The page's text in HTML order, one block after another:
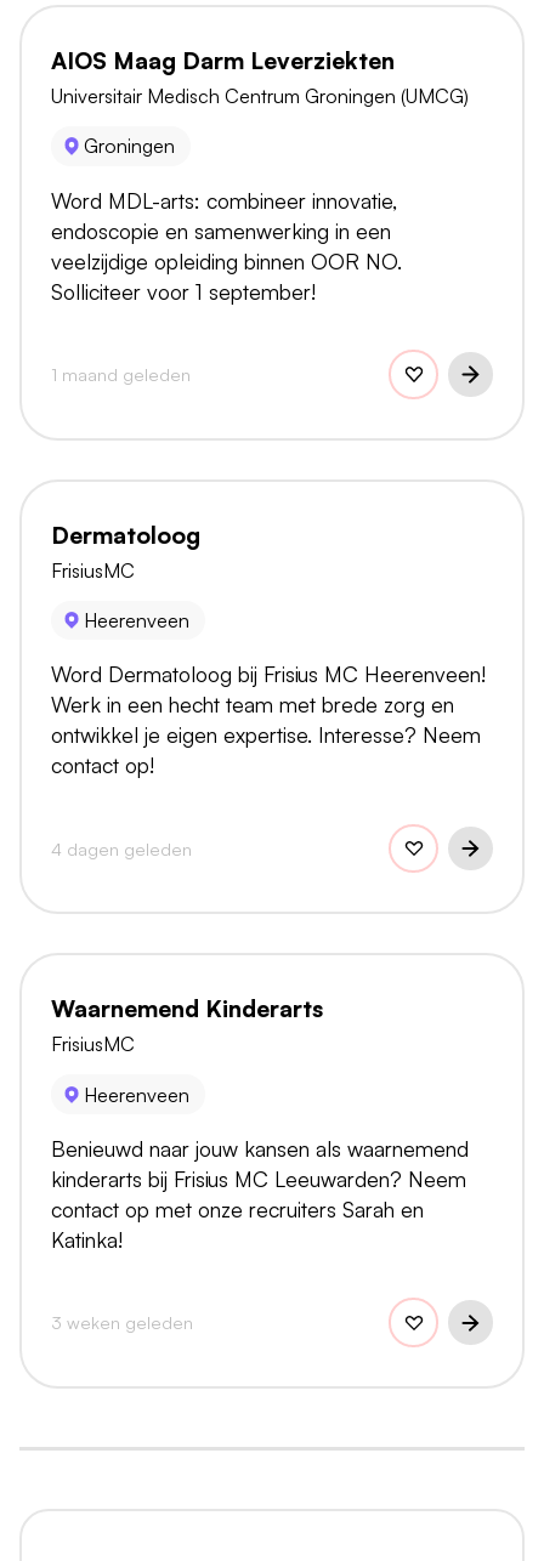
AIOS Maag Darm Leverziekten
Universitair Medisch Centrum Groningen (UMCG)
Groningen
Word MDL-arts: combineer innovatie,
endoscopie en samenwerking in een
veelzijdige opleiding binnen OOR NO.
Solliciteer voor 1 september!
1 maand geleden
Dermatoloog
FrisiusMC
Heerenveen
Word Dermatoloog bij Frisius MC Heerenveen!
Werk in een hecht team met brede zorg en
ontwikkel je eigen expertise. Interesse? Neem
contact op!
4 dagen geleden
Waarnemend Kinderarts
FrisiusMC
Heerenveen
Benieuwd naar jouw kansen als waarnemend
kinderarts bij Frisius MC Leeuwarden? Neem
contact op met onze recruiters Sarah en
Katinka!
3 weken geleden